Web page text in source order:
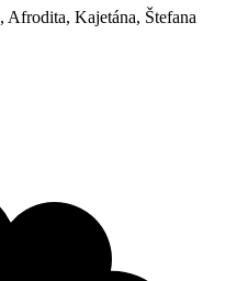
Afrodita, Kajetána, Štefana